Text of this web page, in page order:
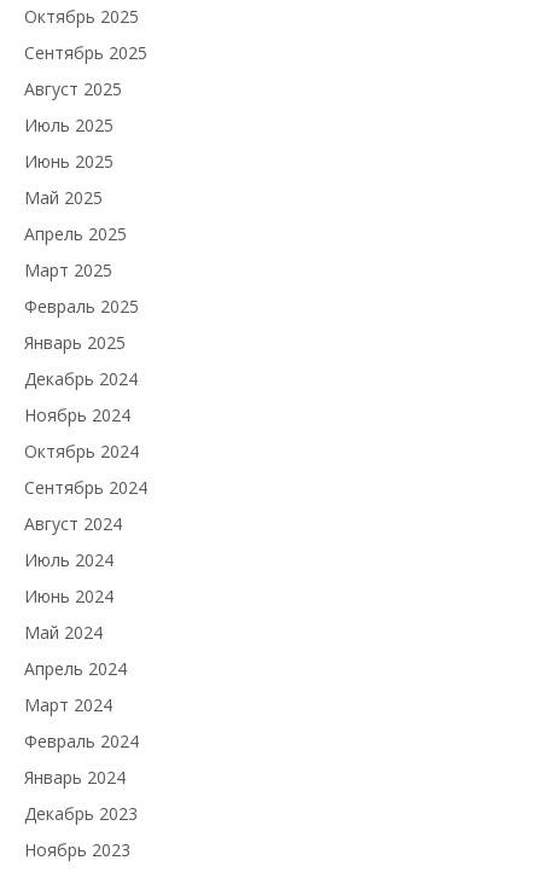
Октябрь 2025
Сентябрь 2025
Август 2025
Июль 2025
Июнь 2025
Май 2025
Апрель 2025
Март 2025
Февраль 2025
Январь 2025
Декабрь 2024
Ноябрь 2024
Октябрь 2024
Сентябрь 2024
Август 2024
Июль 2024
Июнь 2024
Май 2024
Апрель 2024
Март 2024
Февраль 2024
Январь 2024
Декабрь 2023
Ноябрь 2023